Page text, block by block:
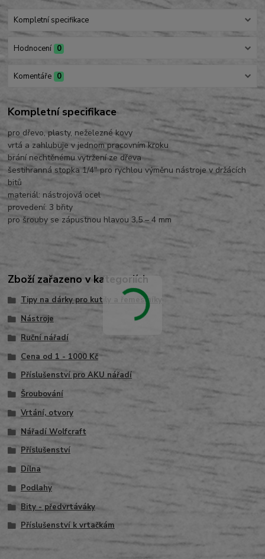
Kompletní specifikace
Hodnocení 0
Komentáře 0
Kompletní specifikace
pro dřevo, plasty, neželezné kovy
vrtá a zahlubuje v jednom pracovním kroku
brání nechtěnému vytržení ze dřeva
šestihranná stopka 1/4" pro rychlou výměnu nástroje v držácích
bitů
materiál: nástrojová ocel
provedení: 3 břity
pro šrouby se zápustnou hlavou 3,5 – 4 mm
Zboží zařazeno v kategoriích
Tipy na dárky pro kutily a řemeslníky
Nástroje
Ruční nářadí
Cena od 1 - 1000 Kč
Příslušenství pro AKU nářadí
Šroubování
Vrtání, otvory
Nářadí Wolfcraft
Příslušenství
Dílna
Podlahy
Bity - předvrtáváky
Příslušenství k vrtačkám